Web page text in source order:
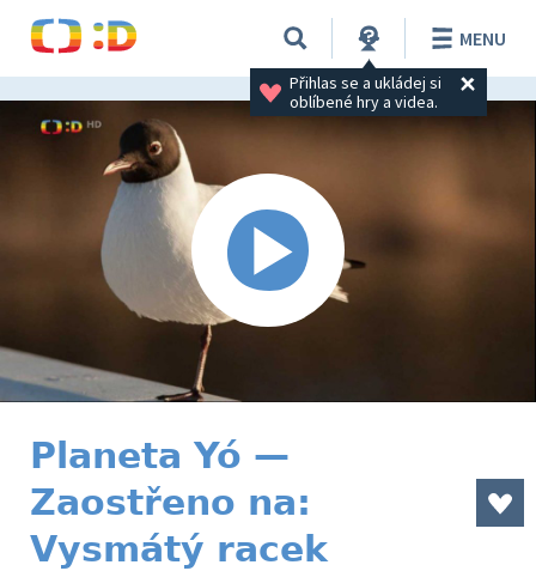
Přihlas se a ukládej si
oblíbené hry a videa.
MENU
Planeta Yó —
Zaostřeno na:
Vysmátý racek